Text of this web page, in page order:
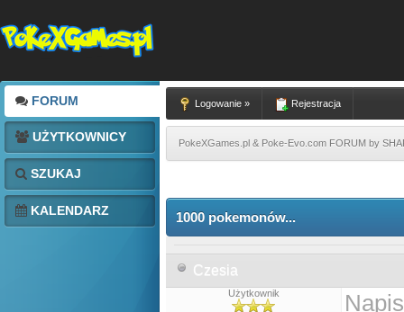
FORUM
UŻYTKOWNICY
SZUKAJ
KALENDARZ
Logowanie » Rejestracja
PokeXGames.pl & Poke-Evo.com FORUM by
1000 pokemonów...
Czesia
Użytkownik